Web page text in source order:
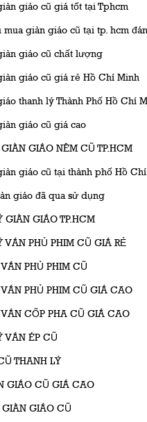
giáo cũ giá tốt tại Tphcm
mua giàn giáo cũ tại tp. hcm
giáo cũ chất lượng
giáo cũ giá rẻ Hồ Chí Minh
thanh lý Thành Phố Hồ Chí
giáo cũ giá cao
GIÁO NÊM CŨ TP.HCM
giáo cũ tại thành phố Hồ
giáo đã qua sử dụng
GIÀN GIÁO TP.HCM
VÁN PHỦ PHIM CŨ GIÁ RẺ
PHỦ PHIM CŨ
PHỦ PHIM CŨ GIÁ CAO
CỐP PHA CŨ GIÁ CAO
VÁN ÉP CŨ
THANH LÝ
GIÁO CŨ GIÁ CAO
GIÀN GIÁO CŨ